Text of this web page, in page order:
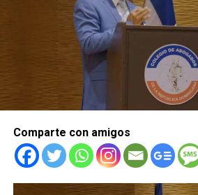
Comparte con amigos